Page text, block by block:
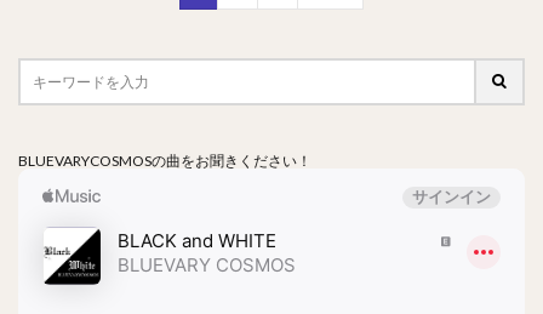
BLUEVARYCOSMOSの曲をお聞きください！